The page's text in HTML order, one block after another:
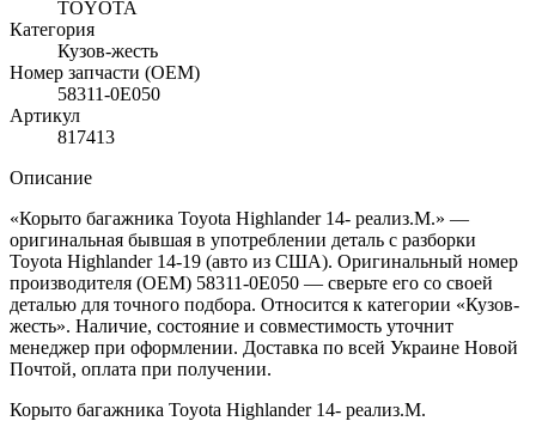
TOYOTA
Категория
Кузов-жесть
Номер запчасти (OEM)
58311-0E050
Артикул
817413
Описание
«Корыто багажника Toyota Highlander 14- реализ.М.» —
оригинальная бывшая в употреблении деталь с разборки
Toyota Highlander 14-19 (авто из США). Оригинальный номер
производителя (OEM) 58311-0E050 — сверьте его со своей
деталью для точного подбора. Относится к категории «Кузов-
жесть». Наличие, состояние и совместимость уточнит
менеджер при оформлении. Доставка по всей Украине Новой
Почтой, оплата при получении.
Корыто багажника Toyota Highlander 14- реализ.М.